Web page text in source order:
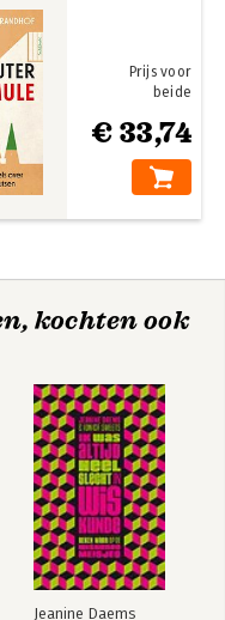
€ 33,74
Prijs voor
beide
kochten ook
Jeanine Daems